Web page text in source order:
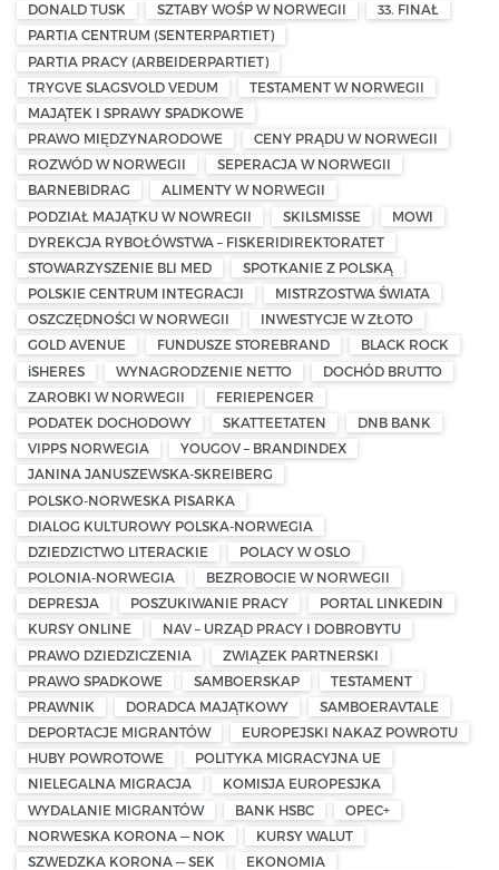
DONALD TUSK
SZTABY WOŚP W NORWEGII
33. FINAŁ
PARTIA CENTRUM (SENTERPARTIET)
PARTIA PRACY (ARBEIDERPARTIET)
TRYGVE SLAGSVOLD VEDUM
TESTAMENT W NORWEGII
MAJĄTEK I SPRAWY SPADKOWE
PRAWO MIĘDZYNARODOWE
CENY PRĄDU W NORWEGII
ROZWÓD W NORWEGII
SEPERACJA W NORWEGII
BARNEBIDRAG
ALIMENTY W NORWEGII
PODZIAŁ MAJĄTKU W NOWREGII
SKILSMISSE
MOWI
DYREKCJA RYBOŁÓWSTWA – FISKERIDIREKTORATET
STOWARZYSZENIE BLI MED
SPOTKANIE Z POLSKĄ
POLSKIE CENTRUM INTEGRACJI
MISTRZOSTWA ŚWIATA
OSZCZĘDNOŚCI W NORWEGII
INWESTYCJE W ZŁOTO
GOLD AVENUE
FUNDUSZE STOREBRAND
BLACK ROCK
iSHERES
WYNAGRODZENIE NETTO
DOCHÓD BRUTTO
ZAROBKI W NORWEGII
FERIEPENGER
PODATEK DOCHODOWY
SKATTEETATEN
DNB BANK
VIPPS NORWEGIA
YOUGOV – BRANDINDEX
JANINA JANUSZEWSKA-SKREIBERG
POLSKO-NORWESKA PISARKA
DIALOG KULTUROWY POLSKA-NORWEGIA
DZIEDZICTWO LITERACKIE
POLACY W OSLO
POLONIA-NORWEGIA
BEZROBOCIE W NORWEGII
DEPRESJA
POSZUKIWANIE PRACY
PORTAL LINKEDIN
KURSY ONLINE
NAV – URZĄD PRACY I DOBROBYTU
PRAWO DZIEDZICZENIA
ZWIĄZEK PARTNERSKI
PRAWO SPADKOWE
SAMBOERSKAP
TESTAMENT
PRAWNIK
DORADCA MAJĄTKOWY
SAMBOERAVTALE
DEPORTACJE MIGRANTÓW
EUROPEJSKI NAKAZ POWROTU
HUBY POWROTOWE
POLITYKA MIGRACYJNA UE
NIELEGALNA MIGRACJA
KOMISJA EUROPESJKA
WYDALANIE MIGRANTÓW
BANK HSBC
OPEC+
NORWESKA KORONA — NOK
KURSY WALUT
SZWEDZKA KORONA — SEK
EKONOMIA